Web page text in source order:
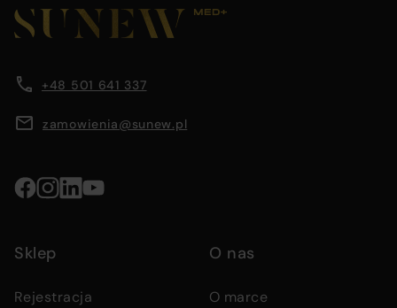
footer
section
containing
information,
navigation
menus,
details
Footer
main
area
Company
information
+48 501 641 337
zamowienia@sunew.pl
Social
media
links
Sklep
Rejestracja
O nas
O marce